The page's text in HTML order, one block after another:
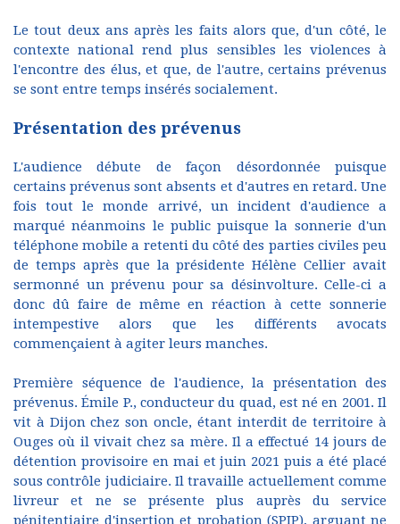
Le tout deux ans après les faits alors que, d'un côté, le
contexte national rend plus sensibles les violences à
l'encontre des élus, et que, de l'autre, certains prévenus
se sont entre temps insérés socialement.
Présentation des prévenus
L'audience débute de façon désordonnée puisque
certains prévenus sont absents et d'autres en retard. Une
fois tout le monde arrivé, un incident d'audience a
marqué néanmoins le public puisque la sonnerie d'un
téléphone mobile a retenti du côté des parties civiles peu
de temps après que la présidente Hélène Cellier avait
sermonné un prévenu pour sa désinvolture. Celle-ci a
donc dû faire de même en réaction à cette sonnerie
intempestive alors que les différents avocats
commençaient à agiter leurs manches.
Première séquence de l'audience, la présentation des
prévenus. Émile P., conducteur du quad, est né en 2001. Il
vit à Dijon chez son oncle, étant interdit de territoire à
Ouges où il vivait chez sa mère. Il a effectué 14 jours de
détention provisoire en mai et juin 2021 puis a été placé
sous contrôle judiciaire. Il travaille actuellement comme
livreur et ne se présente plus auprès du service
pénitentiaire d'insertion et probation (SPIP), arguant ne